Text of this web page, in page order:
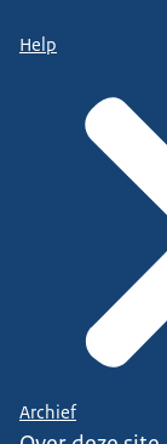
Help
Archief